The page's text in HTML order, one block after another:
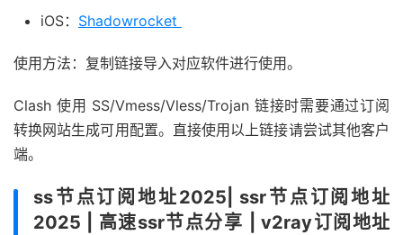
iOS： Shadowrocket
使用方法：复制链接导入对应软件进行使用。
Clash 使用 SS/Vmess/Vless/Trojan 链接时需要通过订阅
转换网站生成可用配置。直接使用以上链接请尝试其他客户
端。
ss节点订阅地址2025| ssr节点订阅地址
2025 | 高速ssr节点分享 | v2ray订阅地址